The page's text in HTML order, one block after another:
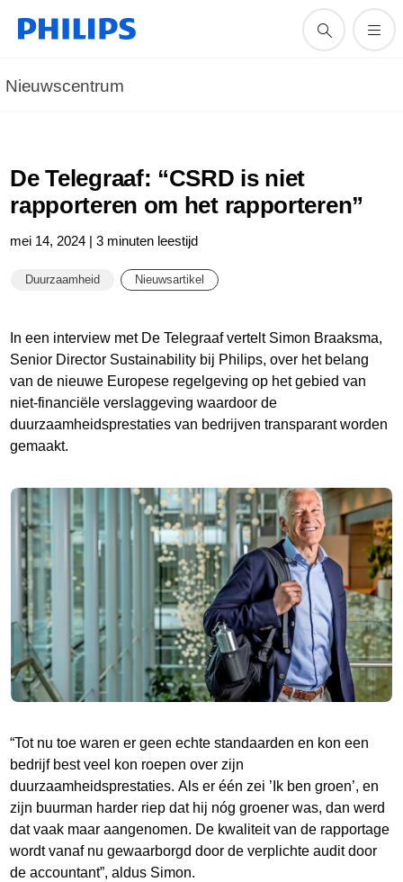
Nieuwscentrum
De Telegraaf: “CSRD is niet
rapporteren om het rapporteren”
mei 14, 2024 | 3 minuten leestijd
Duurzaamheid Nieuwsartikel
In een interview met De Telegraaf vertelt Simon Braaksma,
Senior Director Sustainability bij Philips, over het belang
van de nieuwe Europese regelgeving op het gebied van
niet-financiële verslaggeving waardoor de
duurzaamheidsprestaties van bedrijven transparant worden
gemaakt.
“Tot nu toe waren er geen echte standaarden en kon een
bedrijf best veel kon roepen over zijn
duurzaamheidsprestaties. Als er één zei ’Ik ben groen’, en
zijn buurman harder riep dat hij nóg groener was, dan werd
dat vaak maar aangenomen. De kwaliteit van de rapportage
wordt vanaf nu gewaarborgd door de verplichte audit door
de accountant”, aldus Simon.